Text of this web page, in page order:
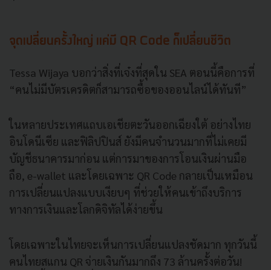
จุดเปลี่ยนครั้งใหญ่ แค่มี QR Code ก็เปลี่ยนชีวิต
Tessa Wijaya บอกว่าสิ่งที่เจ๋งที่สุดใน SEA ตอนนี้คือการที่
“คนไม่มีบัตรเครดิตก็สามารถซื้อของออนไลน์ได้ทันที”
ในหลายประเทศแถบเอเชียตะวันออกเฉียงใต้ อย่างไทย
อินโดนีเซีย และฟิลิปปินส์ ยังมีคนจำนวนมากที่ไม่เคยมี
บัญชีธนาคารมาก่อน แต่การมาของการโอนเงินผ่านมือ
ถือ, e-wallet และโดยเฉพาะ QR Code กลายเป็นเหมือน
การเปลี่ยนแปลงแบบเงียบๆ ที่ช่วยให้คนเข้าถึงบริการ
ทางการเงินและโลกดิจิทัลได้ง่ายขึ้น
โดยเฉพาะในไทยจะเห็นการเปลี่ยนแปลงชัดมาก ทุกวันนี้
คนไทยสแกน QR จ่ายเงินกันมากถึง 73 ล้านครั้งต่อวัน!